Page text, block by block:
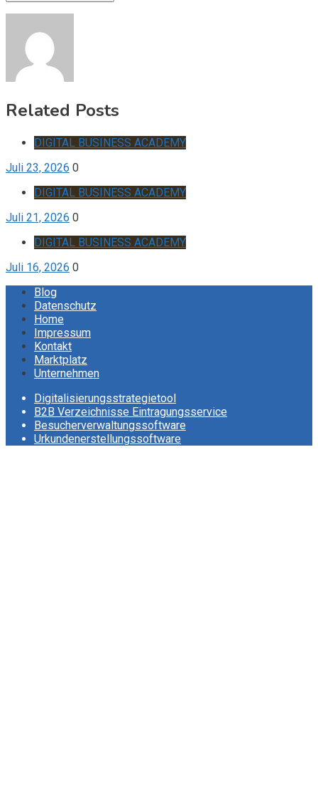
Related Posts
DIGITAL BUSINESS ACADEMY
Juli 23, 2026 0
DIGITAL BUSINESS ACADEMY
Juli 21, 2026 0
DIGITAL BUSINESS ACADEMY
Juli 16, 2026 0
Blog
Datenschutz
Home
Impressum
Kontakt
Marktplatz
Unternehmen
Digitalisierungsstrategietool
B2B Verzeichnisse Eintragungsservice
Besucherverwaltungssoftware
Urkundenerstellungssoftware